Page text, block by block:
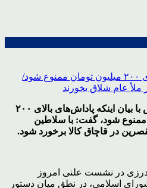
نماینده مردم بروجرد در مجلس با بیان اینکه پاداش‌های بالای ۲۰۰
ممنوع شود، گفت: با سلاطین
در قاچاق کالا برخورد شود.
در نشست علنی امروز
شورای اسلامی، در نطق میان دستور